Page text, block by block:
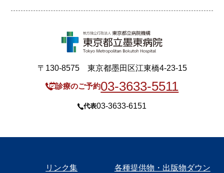
〒130-8575 東京都墨田区江東橋4-23-15
診療のご予約03-3633-5511
代表03-3633-6151
リンク集
各種提供物・出版物ダウン